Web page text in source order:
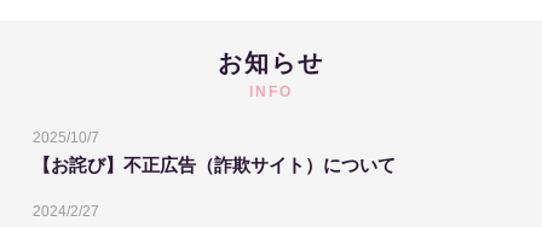
お知らせ
INFO
2025/10/7
【お詫び】不正広告（詐欺サイト）について
2024/2/27